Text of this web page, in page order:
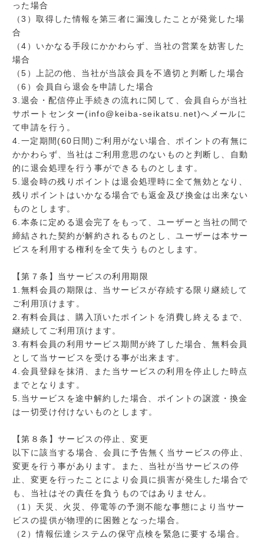
った場合
（3）取得した情報を第三者に漏洩したことが発覚した場
合
（4）いかなる手段にかかわらず、当社の営業を妨害した
場合
（5）上記の他、当社が当該会員を不適切と判断した場合
（6）会員自ら退会を申請した場合
3.退会・配信停止手続きの流れに関して、会員自らが当社
サポートセンター(info@keiba-seikatsu.net)へメールに
て申請を行う。
4.一定期間(60日間)ご利用がない場合、ポイントの有無に
かかわらず、当社はご利用意思のないものと判断し、自動
的に退会処理を行う事ができるものとします。
5.退会時の残りポイントは退会処理時に全て無効となり、
残りポイントはいかなる場合でも返金及び換金は出来ない
ものとします。
6.本条に定める退会完了をもって、ユーザーと当社の間で
締結された契約が解約されるものとし、ユーザーは本サー
ビスを利用する権利を全て失うものとします。
【第７条】当サービスの利用期限
1.無料会員の期限は、当サービスが存続する限り継続して
ご利用頂けます。
2.有料会員は、購入頂いたポイントを消費し終えるまで、
継続してご利用頂けます。
3.有料会員の利用サービス期間が終了した場合、無料会員
として当サービスを受ける事が出来ます。
4.会員登録を抹消、また当サービスの利用を停止した時点
までとなります。
5.当サービスを途中解約した場合、ポイントの譲渡・換金
は一切受け付けないものとします。
【第８条】サービスの停止、変更
以下に該当する場合、会員に予告無く当サービスの停止、
変更を行う事があります。また、当社が当サービスの停
止、変更を行ったことにより会員に損害が発生した場合で
も、当社はその責任を負うものではありません。
（1）天災、火災、停電等の予測不能な事態により当サー
ビスの提供が物理的に困難となった場合。
（2）情報伝達システムの保守点検を緊急に要する場合。